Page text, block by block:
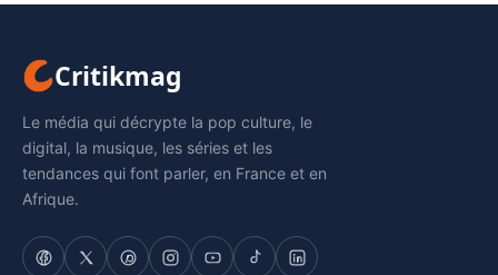
Critikmag
Le média qui décrypte la pop culture, le
digital, la musique, les séries et les
tendances qui font parler, en France et en
Afrique.